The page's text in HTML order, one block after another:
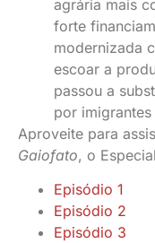
agrária mais
forte
modernizada
escoar a
passou a
por imigrantes
Aproveite para
Gaiofato, o
Episódio 1
Episódio 2
Episódio 3